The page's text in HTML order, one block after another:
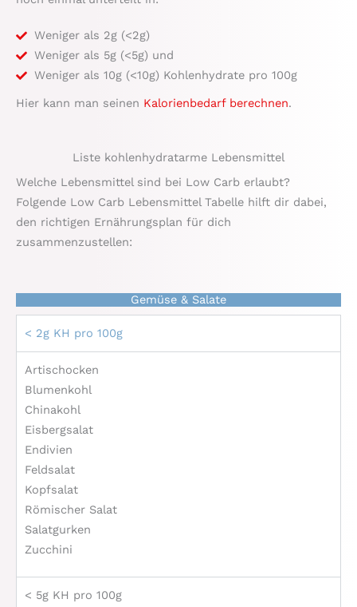
Weniger als 2g (<2g)
Weniger als 5g (<5g) und
Weniger als 10g (<10g) Kohlenhydrate pro 100g
Hier kann man seinen Kalorienbedarf berechnen.
Liste kohlenhydratarme Lebensmittel
Welche Lebensmittel sind bei Low Carb erlaubt?
Folgende Low Carb Lebensmittel Tabelle hilft dir dabei,
den richtigen Ernährungsplan für dich
zusammenzustellen:
Gemüse & Salate
< 2g KH pro 100g
Artischocken
Blumenkohl
Chinakohl
Eisbergsalat
Endivien
Feldsalat
Kopfsalat
Römischer Salat
Salatgurken
Zucchini
< 5g KH pro 100g